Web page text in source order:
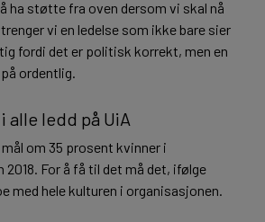
ha støtte fra oven dersom vi skal nå
vi en ledelse som ikke bare sier
fordi det er politisk korrekt, men en
ordentlig.
alle ledd på UiA
om 35 prosent kvinner i
For å få til det må det, ifølge
med hele kulturen i organisasjonen.